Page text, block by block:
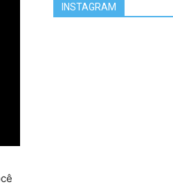
INSTAGRAM